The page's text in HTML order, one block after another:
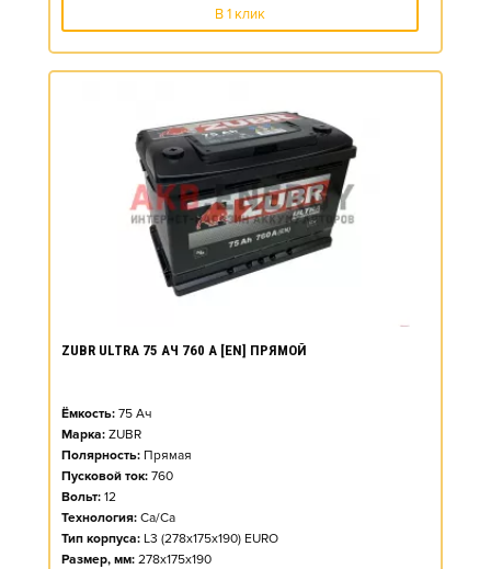
В 1 клик
ZUBR ULTRA 75 АЧ 760 А [EN] ПРЯМОЙ
Ёмкость: 75 Ач
Марка: ZUBR
Полярность: Прямая
Пусковой ток: 760
Вольт: 12
Технология: Ca/Ca
Тип корпуса: L3 (278x175x190) EURO
Размер, мм: 278x175x190